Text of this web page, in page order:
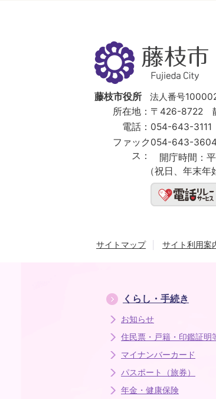
藤
枝
市
Fujieda
City
藤枝市役所
法人番号
所在地： 〒426-8722
電話： 054-643-3111
ファック
ス：
054-643-3604
開庁時間：
（祝日、年末年
サイトマップ サイト利用案
くらし・手続き
お知らせ
住民票・戸籍・印鑑証明
マイナンバーカード
パスポート（旅券）
年金・健康保険